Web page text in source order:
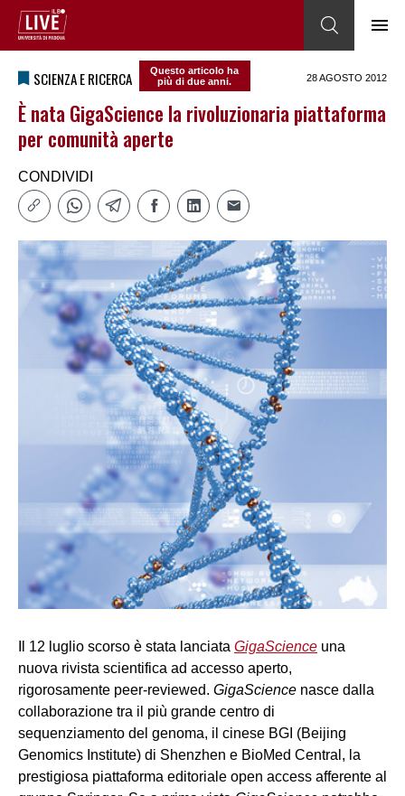
SCIENZA E RICERCA
Questo articolo ha
più di due anni.
28 AGOSTO 2012
È nata GigaScience la rivoluzionaria piattaforma
per comunità aperte
CONDIVIDI
Il 12 luglio scorso è stata lanciata GigaScience una
nuova rivista scientifica ad accesso aperto,
rigorosamente peer-reviewed. GigaScience nasce dalla
collaborazione tra il più grande centro di
sequenziamento del genoma, il cinese BGI (Beijing
Genomics Institute) di Shenzhen e BioMed Central, la
prestigiosa piattaforma editoriale open access afferente al